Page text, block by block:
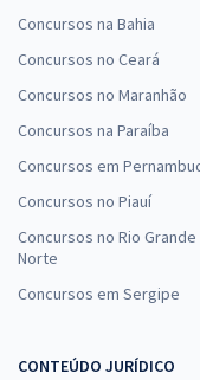
Concursos na Bahia
Concursos no Ceará
Concursos no Maranhão
Concursos na Paraíba
Concursos em
Concursos no Piauí
Concursos no Rio Grande
Norte
Concursos em Sergipe
CONTEÚDO JURÍDICO